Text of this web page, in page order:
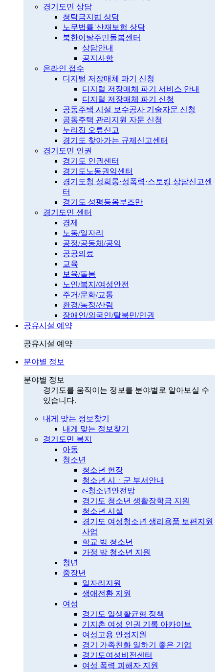
경기도민 상담
청탁금지법 상담
노무법률˙산재보험 상담
북한이탈주민돌봄센터
상담안내
공지사항
온라인 접수
디지털 저장매체 파기 신청
디지털 저장매체 파기 서비스 안내
디지털 저장매체 파기 신청
공동주택 시설 보수공사 기술자문 신청
공동주택 관리지원 자문 신청
누리집 오류신고
경기도 찾아가는 규제신고센터
경기도민 인권
경기도 인권센터
경기도노동권익센터
경기도청 성희롱·성폭력·스토킹 상담신고센
터
경기도 성평등옴부즈만
경기도민 센터
경제
노동/일자리
공정/공동체/공익
공공의료
교육
보육/돌봄
노인/복지/여성안전
주거/문화/교통
환경/농정/산림
장애인/외국인/탈북민/인권
공유시설 예약
공유시설 예약
분야별 정보
분야별 정보
경기도를 움직이는 정보를 분야별로 알아보실 수
있습니다.
내게 맞는 정보찾기
내게 맞는 정보찾기
경기도민 복지
아동
청소년
청소년 헌장
청소년 시ㆍ군 부서안내
e-청소년안전망
경기도 청소년 생활장학금 지원
청소년 시설
경기도 여성청소년 생리용품 보편지원
사업
학교 밖 청소년
가정 밖 청소년 지원
청년
중장년
일자리지원
생애전환 지원
여성
경기도 일생활균형 정책
기지촌 여성 인권 기록 아카이브
여성고용 안정지원
경기 가족친화 일하기 좋은 기업
경기도여성비전센터
여성 폭력 피해자 지원